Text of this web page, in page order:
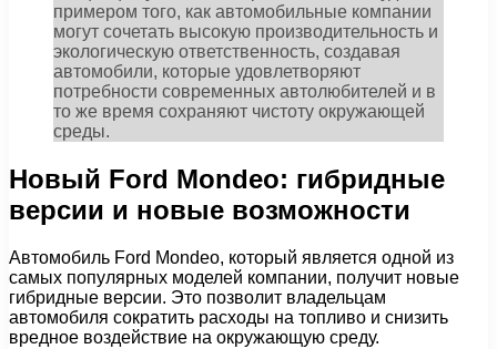
примером того, как автомобильные компании
могут сочетать высокую производительность и
экологическую ответственность, создавая
автомобили, которые удовлетворяют
потребности современных автолюбителей и в
то же время сохраняют чистоту окружающей
среды.
Новый Ford Mondeo: гибридные
версии и новые возможности
Автомобиль Ford Mondeo, который является одной из
самых популярных моделей компании, получит новые
гибридные версии. Это позволит владельцам
автомобиля сократить расходы на топливо и снизить
вредное воздействие на окружающую среду.